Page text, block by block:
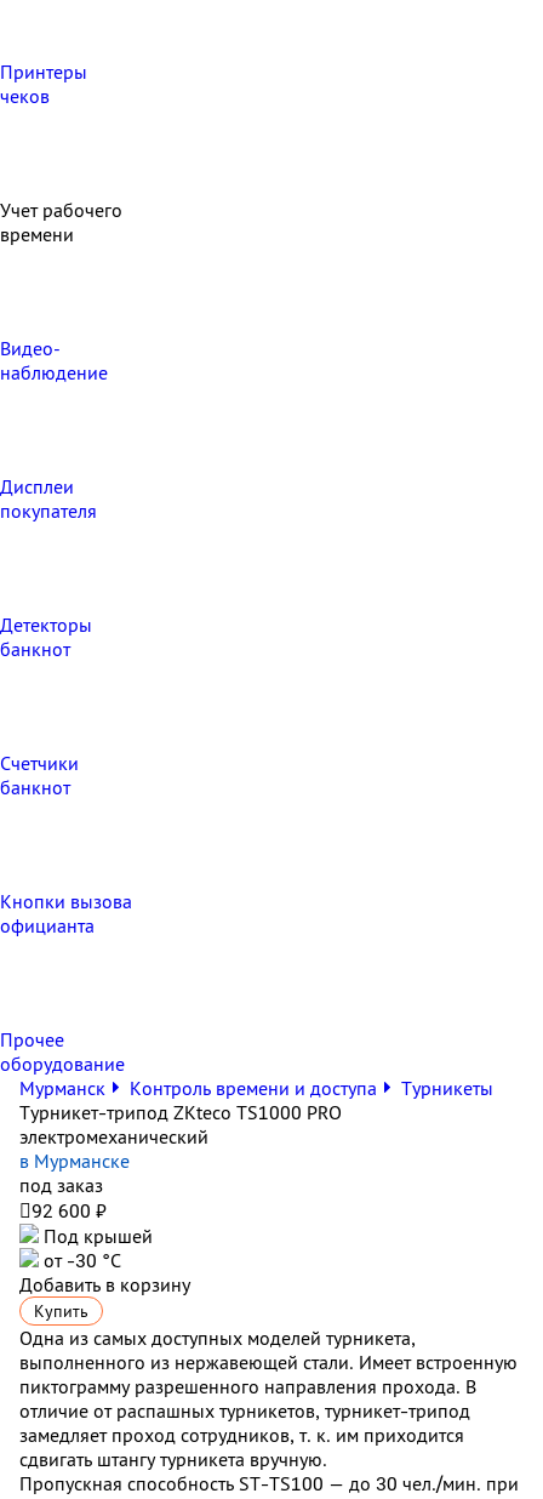
Принтеры
чеков
Учет рабочего
времени
Видео‑
наблюдение
Дисплеи
покупателя
Детекторы
банкнот
Счетчики
банкнот
Кнопки вызова
официанта
Прочее
оборудование
Мурманск
Контроль времени и доступа
Турникеты
Турникет-трипод ZKteco TS1000 PRO
электромеханический
в Мурманске
под заказ
92 600 ₽
Под крышей
от -30 °С
Добавить в корзину
Купить
Одна из самых доступных моделей турникета,
выполненного из нержавеющей стали. Имеет встроенную
пиктограмму разрешенного направления прохода. В
отличие от распашных турникетов, турникет-трипод
замедляет проход сотрудников, т. к. им приходится
сдвигать штангу турникета вручную.
Пропускная способность ST-TS100 — до 30 чел./мин. при